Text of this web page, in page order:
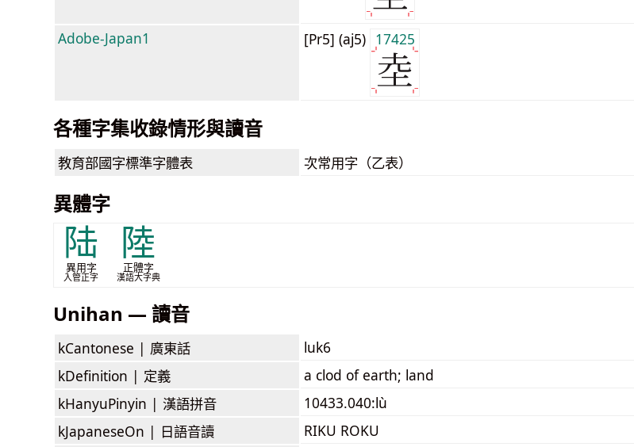
Adobe-Japan1 [Pr5] (aj5) 17425
各種字集收錄情形與讀音
教育部國字標準字體表 次常用字（乙表）
異體字
陆
異用字
入管正字
陸
正體字
漢語大字典
Unihan — 讀音
kCantonese | 廣東話
luk6
kDefinition | 定義
a clod of earth; land
kHanyuPinyin | 漢語拼音
10433.040:lù
kJapaneseOn | 日語音讀
RIKU ROKU